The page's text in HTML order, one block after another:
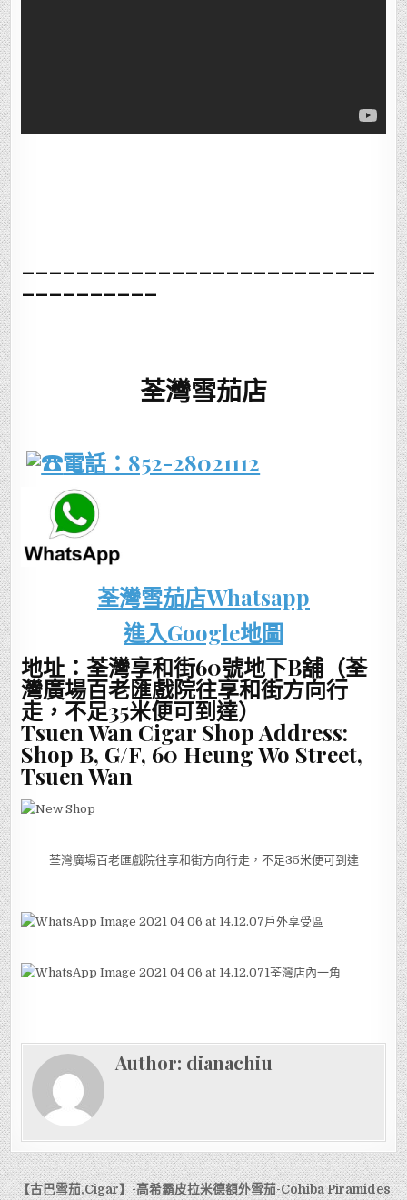
__________
荃灣雪茄店
電話：852-28021112
荃灣雪茄店Whatsapp
進入Google地圖
地址：荃灣享和街60號地下B舖（荃
灣廣場百老匯戲院往享和街方向行
走，不足35米便可到達）
Tsuen Wan Cigar Shop Address:
Shop B, G/F, 60 Heung Wo Street,
Tsuen Wan
荃灣廣場百老匯戲院往享和街方向行走，不足35米便可到達
戶外享受區
荃灣店內一角
Author: dianachiu
文
【古巴雪茄,Cigar】-高希霸皮拉米德額外雪茄-Cohiba Piramides